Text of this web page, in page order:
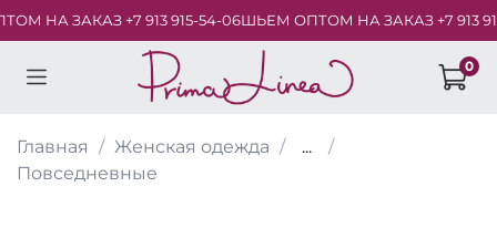
НА ЗАКАЗ +7 913 915-54-06ШЬЕМ ОПТОМ НА ЗАКАЗ +7 913 915-
0
Главная Женская одежда
...
Повседневные